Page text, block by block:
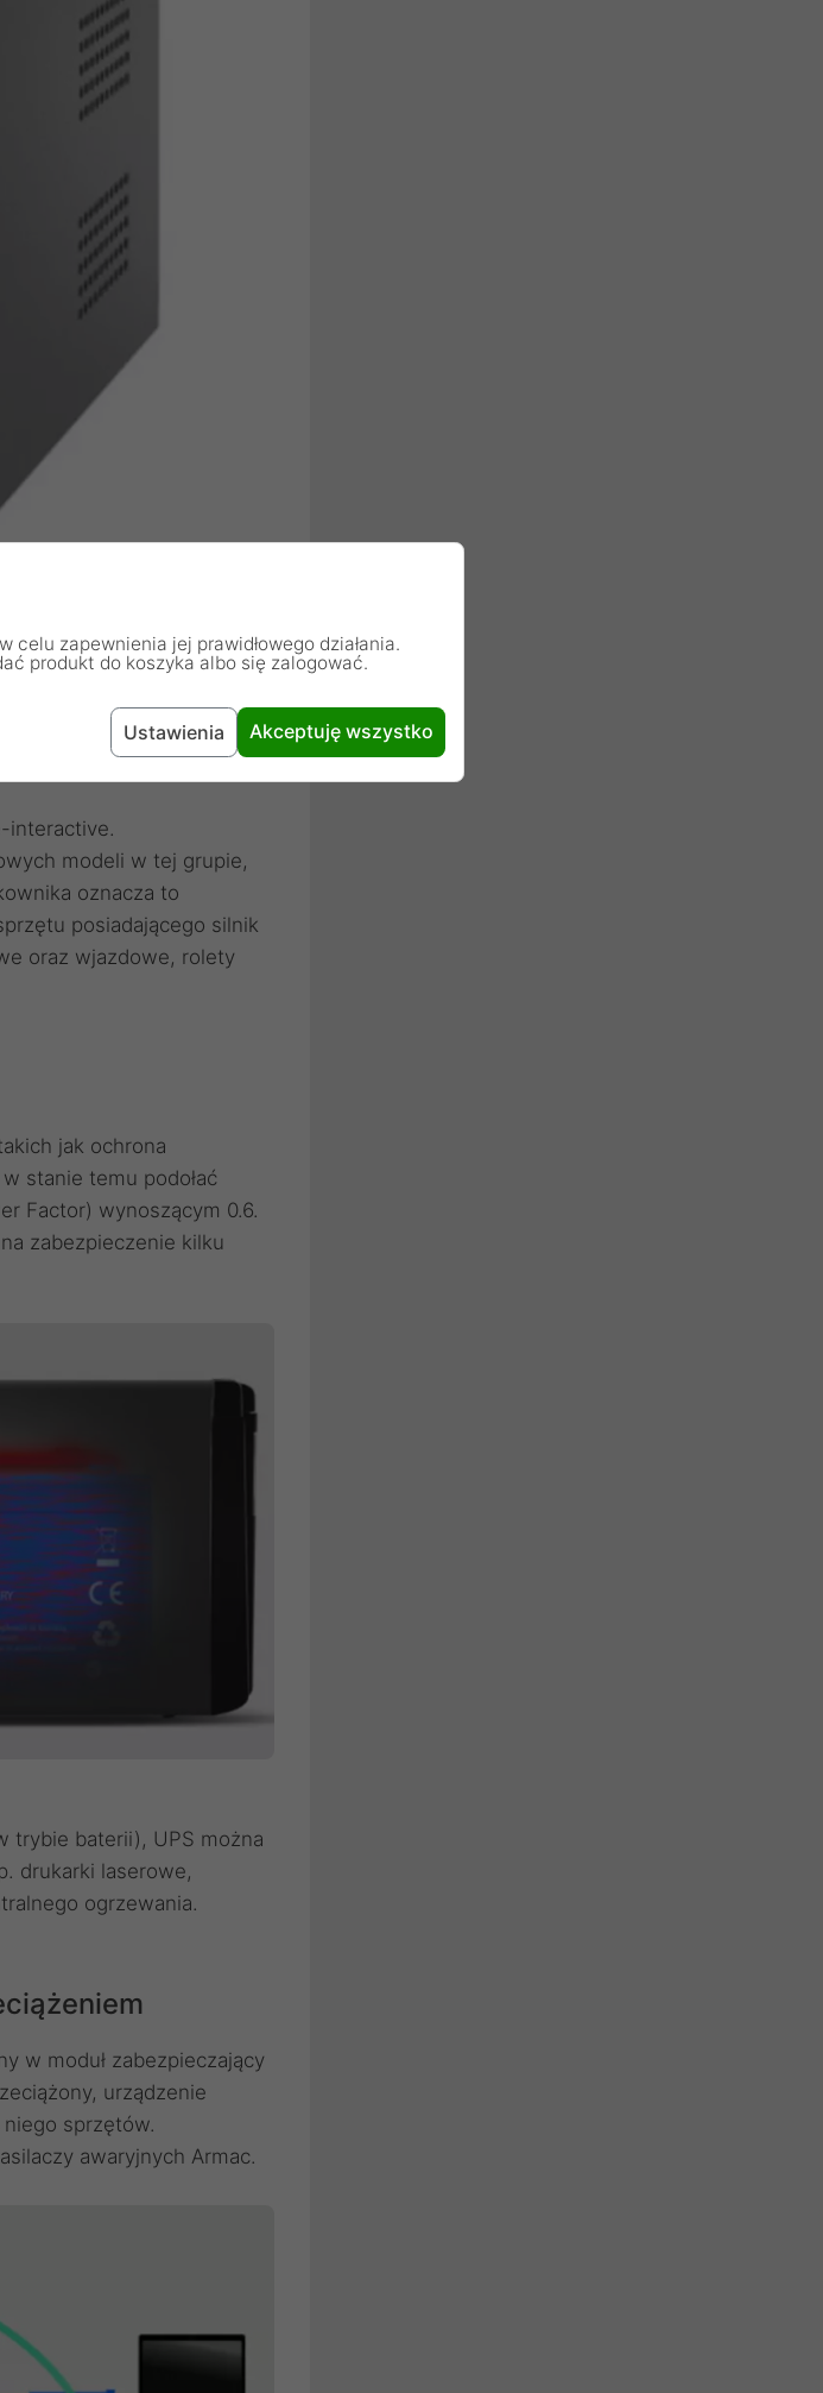
interactive.
modeli w tej grupie,
oznacza to
posiadającego silnik
oraz wjazdowe, rolety
jak ochrona
stanie temu podołać
Factor) wynoszącym 0.6.
zabezpieczenie kilku
trybie baterii), UPS można
drukarki laserowe,
ogrzewania.
w moduł zabezpieczający
urządzenie
sprzętów.
awaryjnych Armac.
w celu zapewnienia jej prawidłowego działania.
produkt do koszyka albo się zalogować.
Ustawienia Akceptuję wszystko